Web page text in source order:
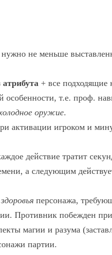
не меньше
атрибута + все подходящие
особенности, т.е. проф.
оружие.
активации игроком и
действие тратит
а следующим
здоровья персонажа,
Противник побежден
магии и разума
партии.